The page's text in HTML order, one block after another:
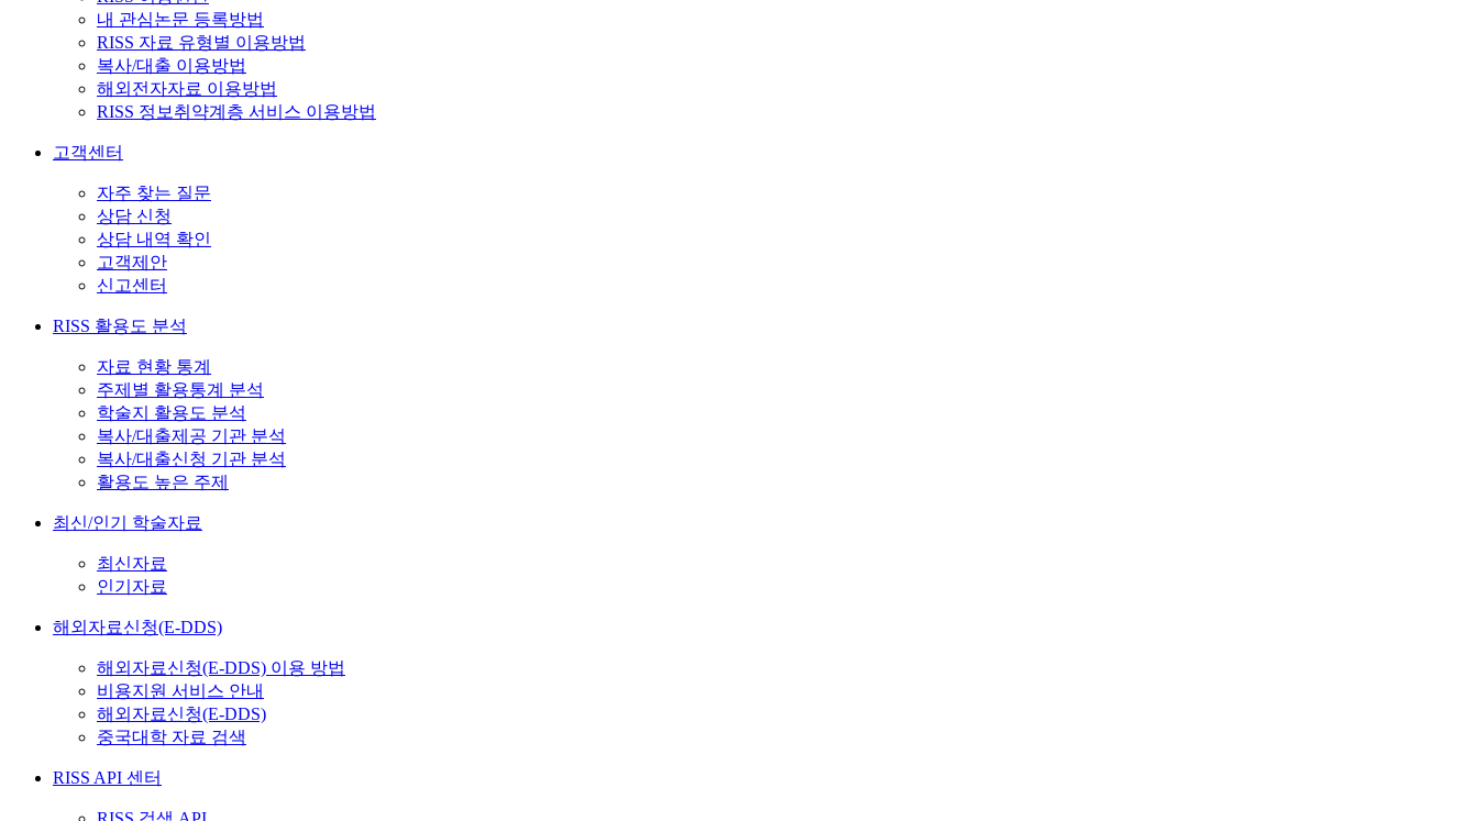
내 관심논문 등록방법
RISS 자료 유형별 이용방법
복사/대출 이용방법
해외전자자료 이용방법
RISS 정보취약계층 서비스 이용방법
고객센터
자주 찾는 질문
상담 신청
상담 내역 확인
고객제안
신고센터
RISS 활용도 분석
자료 현황 통계
주제별 활용통계 분석
학술지 활용도 분석
복사/대출제공 기관 분석
복사/대출신청 기관 분석
활용도 높은 주제
최신/인기 학술자료
최신자료
인기자료
해외자료신청(E-DDS)
해외자료신청(E-DDS) 이용 방법
비용지원 서비스 안내
해외자료신청(E-DDS)
중국대학 자료 검색
RISS API 센터